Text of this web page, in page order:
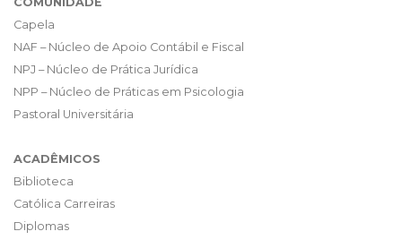
Capela
NAF – Núcleo de Apoio Contábil e Fiscal
NPJ – Núcleo de Prática Jurídica
NPP – Núcleo de Práticas em Psicologia
Pastoral Universitária
ACADÊMICOS
Biblioteca
Católica Carreiras
Diplomas